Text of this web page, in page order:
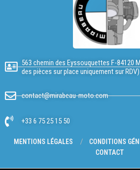
563 chemin des Eyssouquettes F-84120
des pièces sur place uniquement sur RDV)
contact@mirabeau-moto.com
+33 6 75 25 15 50
MENTIONS LÉGALES
CONDITIONS
CONTACT